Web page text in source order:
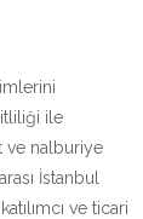
ile
ve nalburiye
İstanbul
ve ticari